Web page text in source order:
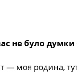
не було думки
— моя родина,